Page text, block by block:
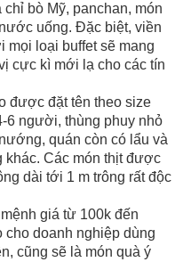
bò Mỹ, panchan, món
uống. Đặc biệt, viền
loại buffet sẽ mang
cực kì mới lạ cho các tín
được đặt tên theo size
6 người, thùng phuy nhỏ
quán còn có lẩu và
khác. Các món thịt được
dài tới 1 m trông rất độc
giá từ 100k đến
cho doanh nghiệp dùng
cũng sẽ là món quà ý